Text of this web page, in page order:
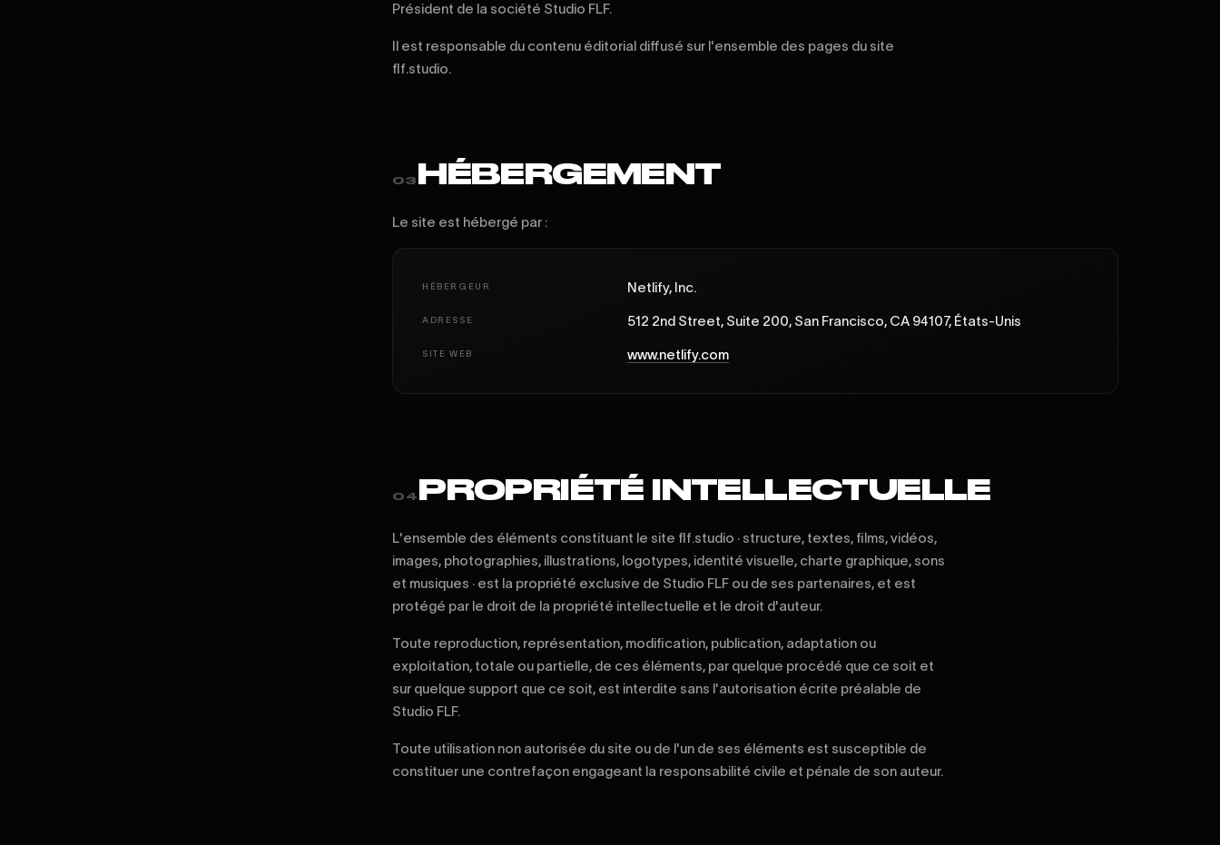
Président de la société Studio FLF.
Il est responsable du contenu éditorial diffusé sur l'ensemble des pages du site
flf.studio.
03 HÉBERGEMENT
Le site est hébergé par :
HÉBERGEUR Netlify, Inc.
ADRESSE 512 2nd Street, Suite 200, San Francisco, CA 94107, États-Unis
SITE WEB www.netlify.com
04 PROPRIÉTÉ INTELLECTUELLE
L'ensemble des éléments constituant le site flf.studio · structure, textes, films, vidéos,
images, photographies, illustrations, logotypes, identité visuelle, charte graphique, sons
et musiques · est la propriété exclusive de Studio FLF ou de ses partenaires, et est
protégé par le droit de la propriété intellectuelle et le droit d'auteur.
Toute reproduction, représentation, modification, publication, adaptation ou
exploitation, totale ou partielle, de ces éléments, par quelque procédé que ce soit et
sur quelque support que ce soit, est interdite sans l'autorisation écrite préalable de
Studio FLF.
Toute utilisation non autorisée du site ou de l'un de ses éléments est susceptible de
constituer une contrefaçon engageant la responsabilité civile et pénale de son auteur.